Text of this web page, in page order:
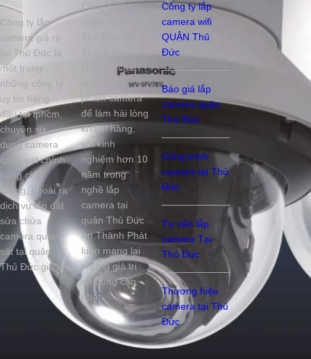
Công ty lắp
camera giá rẻ
tại Thủ Đức là
một trong
những công ty
uy tín hàng
đầu tại tphcm,
chuyên sử
dụng camera
quan sát chính
hãng chất
lượng, ngoài ra
dịch vụ lắp đặt
sửa chửa
camera quan
sát tại quận
Thủ Đức giá rẻ
Công ty lắp
luôn lấy chất
phẩm camera
để làm hài lòng
khách hàng,
với kinh
nghiệm hơn 10
năm trong
nghề lắp
camera tại
quận Thủ Đức
An Thành Phát
luôn mang lại
những giá trị
sử dụng cao
nhất.
Công ty lắp
camera wifi
QUẬN Thủ
Đức
Báo giá lắp
camera quận
Thủ Đức
Công trình
camera tại Thủ
Đức
Tư vấn lắp
camera Tại
Thủ Đức
Thương hiệu
camera tại Thủ
Đức